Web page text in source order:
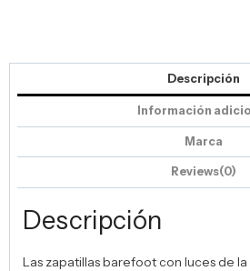
Descripción
Información
Marca
Reviews(0)
Descripción
Las zapatillas barefoot con luces de